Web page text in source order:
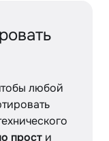
любой
прост и